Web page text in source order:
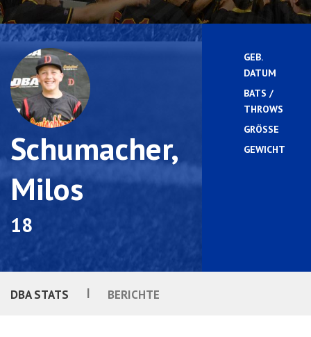
Schumacher,
Milos
18
GEB.
DATUM
BATS /
THROWS
GRÖSSE
GEWICHT
DBA STATS | BERICHTE